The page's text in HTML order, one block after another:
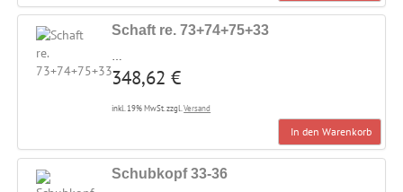
Schaft re. 73+74+75+33
…
348,62 €
inkl. 19% MwSt. zzgl.Versand
In den Warenkorb
Schubkopf 33-36